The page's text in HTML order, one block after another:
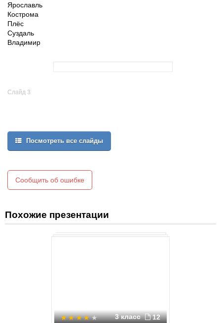
Ярославль
Кострома
Плёс
Суздаль
Владимир
Слайд 3
Посмотреть все слайды
Сообщить об ошибке
Похожие презентации
3 класс 12